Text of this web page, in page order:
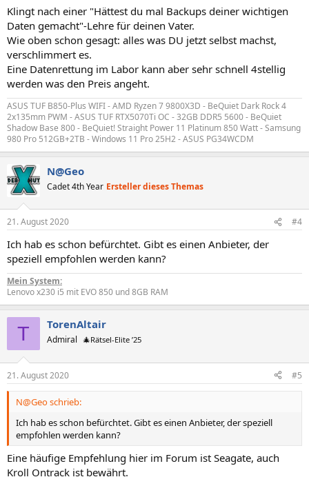
:
Klingt nach einer "Hättest du mal Backups deiner wichtigen
Daten gemacht"-Lehre für deinen Vater.
Wie oben schon gesagt: alles was DU jetzt selbst machst,
verschlimmert es.
Eine Datenrettung im Labor kann aber sehr schnell 4stellig
werden was den Preis angeht.
ASUS TUF B850-Plus WIFI - AMD Ryzen 7 9800X3D - BeQuiet Dark Rock 4
2x135mm PWM - ASUS TUF RTX5070Ti OC - 32GB DDR5 5600 - BeQuiet
Shadow Base 800 - BeQuiet! Straight Power 11 Platinum 850 Watt - Samsung
980 Pro 512GB+2TB - Windows 11 Pro 25H2 - ASUS PG34WCDM
N@Geo
Cadet 4th Year Ersteller dieses Themas
21. August 2020 #4
Ich hab es schon befürchtet. Gibt es einen Anbieter, der
speziell empfohlen werden kann?
Mein System:
Lenovo x230 i5 mit EVO 850 und 8GB RAM
T TorenAltair
Admiral 🎄Rätsel-Elite ’25
21. August 2020 #5
N@Geo schrieb:
Ich hab es schon befürchtet. Gibt es einen Anbieter, der speziell
empfohlen werden kann?
Eine häufige Empfehlung hier im Forum ist Seagate, auch
Kroll Ontrack ist bewährt.